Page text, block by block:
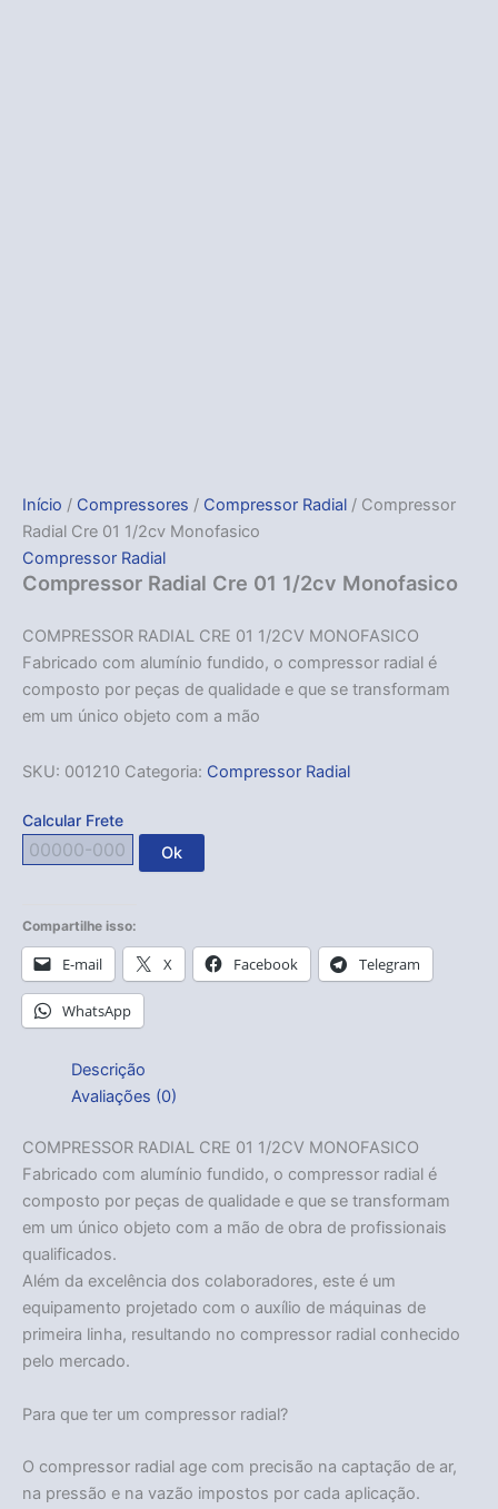
Início / Compressores / Compressor Radial / Compressor
Radial Cre 01 1/2cv Monofasico
Compressor Radial
Compressor Radial Cre 01 1/2cv Monofasico
COMPRESSOR RADIAL CRE 01 1/2CV MONOFASICO
Fabricado com alumínio fundido, o compressor radial é
composto por peças de qualidade e que se transformam
em um único objeto com a mão
SKU: 001210 Categoria: Compressor Radial
Calcular Frete
Ok
Compartilhe isso:
E-mail X Facebook Telegram
WhatsApp
Descrição
Avaliações (0)
COMPRESSOR RADIAL CRE 01 1/2CV MONOFASICO
Fabricado com alumínio fundido, o compressor radial é
composto por peças de qualidade e que se transformam
em um único objeto com a mão de obra de profissionais
qualificados.
Além da excelência dos colaboradores, este é um
equipamento projetado com o auxílio de máquinas de
primeira linha, resultando no compressor radial conhecido
pelo mercado.
Para que ter um compressor radial?
O compressor radial age com precisão na captação de ar,
na pressão e na vazão impostos por cada aplicação.